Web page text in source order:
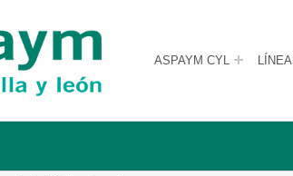
ASPAYM Castilla y León
ASPAYM CYL